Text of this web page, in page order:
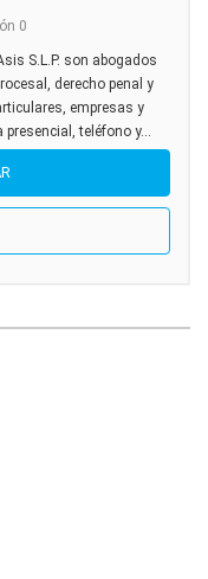
0
S.L.P. son abogados
derecho penal y
empresas y
teléfono y...